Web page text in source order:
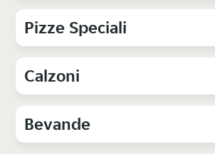
Pizze Speciali
Calzoni
Bevande